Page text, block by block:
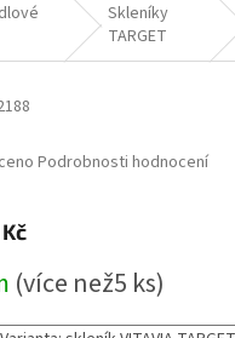
Skleníky
TARGET
Podrobnosti hodnocení
(více než5 ks)